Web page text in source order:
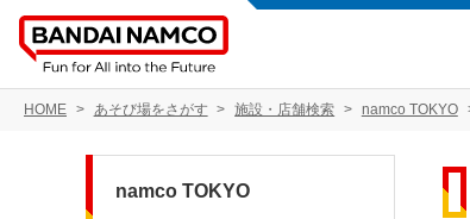
HOME あそび場をさがす 施設・店舗検索 namco TOKYO
namco TOKYO